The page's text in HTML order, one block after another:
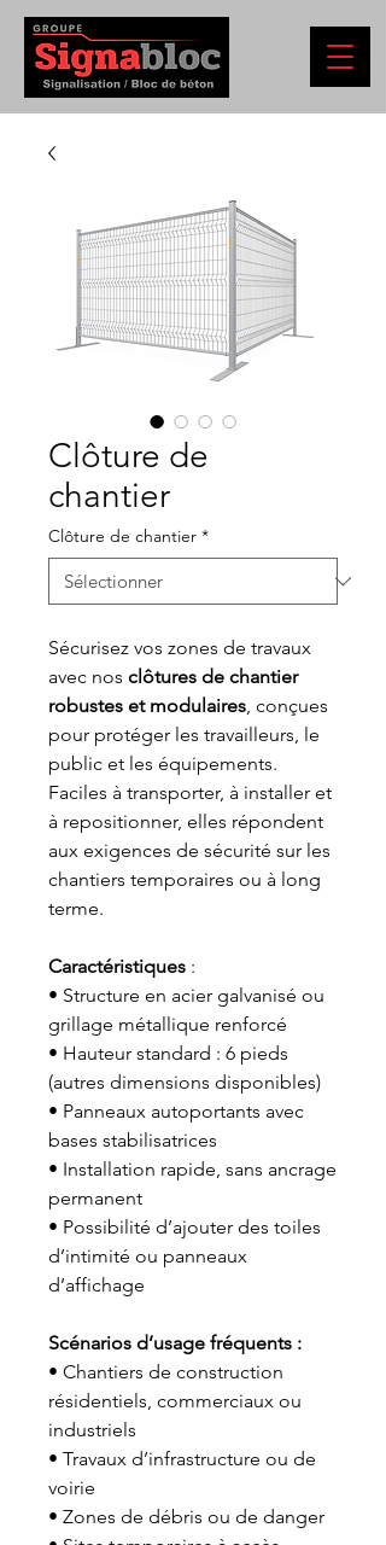
Clôture de
chantier
Clôture de chantier *
Sécurisez vos zones de travaux
avec nos clôtures de chantier
robustes et modulaires, conçues
pour protéger les travailleurs, le
public et les équipements.
Faciles à transporter, à installer et
à repositionner, elles répondent
aux exigences de sécurité sur les
chantiers temporaires ou à long
terme.
Caractéristiques :
• Structure en acier galvanisé ou
grillage métallique renforcé
• Hauteur standard : 6 pieds
(autres dimensions disponibles)
• Panneaux autoportants avec
bases stabilisatrices
• Installation rapide, sans ancrage
permanent
• Possibilité d’ajouter des toiles
d’intimité ou panneaux
d’affichage
Scénarios d’usage fréquents :
• Chantiers de construction
résidentiels, commerciaux ou
industriels
• Travaux d’infrastructure ou de
voirie
• Zones de débris ou de danger